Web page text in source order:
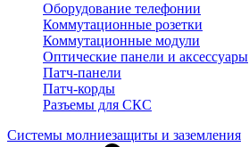
Оборудование телефонии
Коммутационные розетки
Коммутационные модули
Оптические панели и аксессуары
Патч-панели
Патч-корды
Разъемы для СКС
Системы молниезащиты и заземления